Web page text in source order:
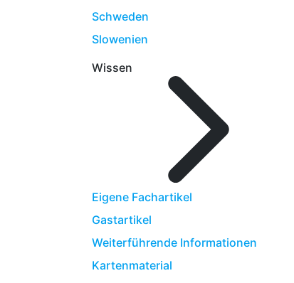
Schweden
Slowenien
Wissen
Eigene Fachartikel
Gastartikel
Weiterführende Informationen
Kartenmaterial